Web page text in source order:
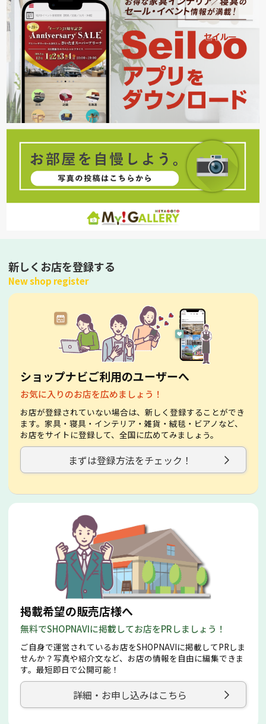
新しくお店を登録する
New shop register
ショップナビご利用のユーザーへ
お気に入りのお店を広めましょう！
お店が登録されていない場合は、新しく登録することができ
ます。家具・寝具・インテリア・雑貨・絨毯・ビアノなど、
お店をサイトに登録して、全国に広めてみましょう。
まずは登録方法をチェック！
掲載希望の販売店様へ
無料でSHOPNAVIに掲載してお店をPRしましょう！
ご自身で運営されているお店をSHOPNAVIに掲載してPRしま
せんか？写真や紹介文など、お店の情報を自由に編集できま
す。最短即日で公開可能！
詳細・お申し込みはこちら